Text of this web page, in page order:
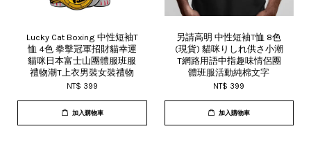
Lucky Cat Boxing 中性短袖T
恤 4色 拳擊冠軍招財貓幸運
貓咪日本富士山團體服班服
禮物潮T上衣男裝女裝禮物
NT$ 399
加入購物車
另請高明 中性短袖T恤 8色
(現貨) 貓咪りしれ供さ小潮
T網路用語中指趣味情侶團
體班服活動純棉文字
NT$ 399
加入購物車